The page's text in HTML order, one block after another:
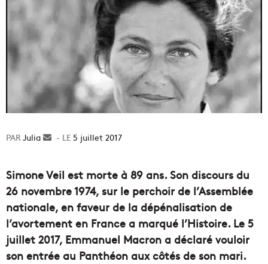
Julia
Envoyer5 juillet 2017
Simone Veil est morte à 89 ans. Son discours du
26 novembre 1974, sur le perchoir de l’Assemblée
nationale, en faveur de la dépénalisation de
l’avortement en France a marqué l’Histoire. Le 5
juillet 2017, Emmanuel Macron a déclaré vouloir
son entrée au Panthéon aux côtés de son mari.